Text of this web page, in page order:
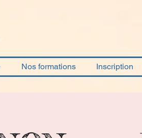
Nos formations Inscription